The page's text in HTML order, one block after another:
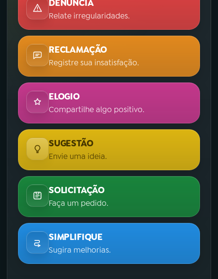
DENÚNCIA
Relate irregularidades.
RECLAMAÇÃO
Registre sua insatisfação.
ELOGIO
Compartilhe algo positivo.
SUGESTÃO
Envie uma ideia.
SOLICITAÇÃO
Faça um pedido.
SIMPLIFIQUE
Sugira melhorias.